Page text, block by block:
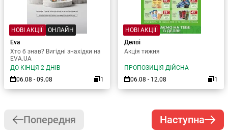
НОВІ АКЦІЇ! ОНЛАЙН
Eva
Хто б знав? Вигідні знахідки на
EVA.UA
ДО КІНЦЯ 2 ДНІВ
06.08 - 09.08
1
НОВІ АКЦІЇ!
Делві
Акція тижня
ПРОПОЗИЦІЯ ДІЙСНА
06.08 - 12.08
1
Попередня Наступна